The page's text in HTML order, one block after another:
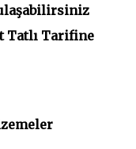
Tatlı Tarifine